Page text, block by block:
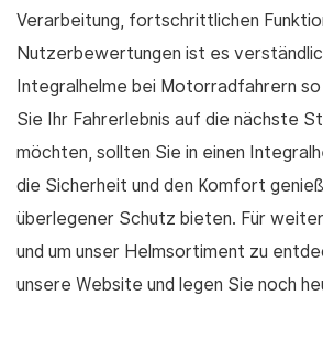
Verarbeitung, fortschrittlichen
Nutzerbewertungen ist es
Integralhelme bei Motorradfahrern so
Sie Ihr Fahrerlebnis auf die nächste
möchten, sollten Sie in einen
die Sicherheit und den Komfort
überlegener Schutz bieten. Für
und um unser Helmsortiment zu
unsere Website und legen Sie noch